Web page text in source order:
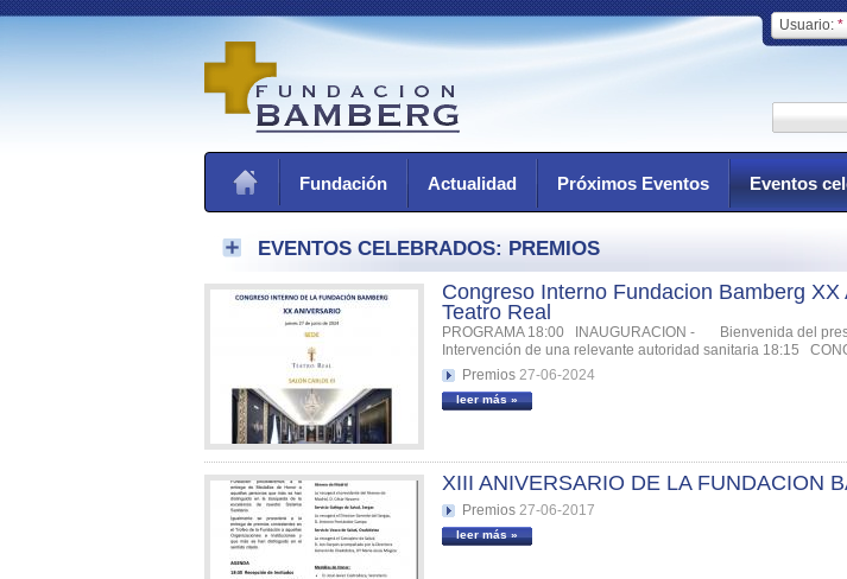
Usuario: *
Fundación Actualidad Próximos Eventos Eventos
EVENTOS CELEBRADOS: PREMIOS
Congreso Interno Fundacion Bamberg XX
Teatro Real
PROGRAMA 18:00 INAUGURACION - Bienvenida del
Intervención de una relevante autoridad sanitaria 18:15
Premios 27-06-2024
leer más »
XIII ANIVERSARIO DE LA FUNDACION
Premios 27-06-2017
leer más »